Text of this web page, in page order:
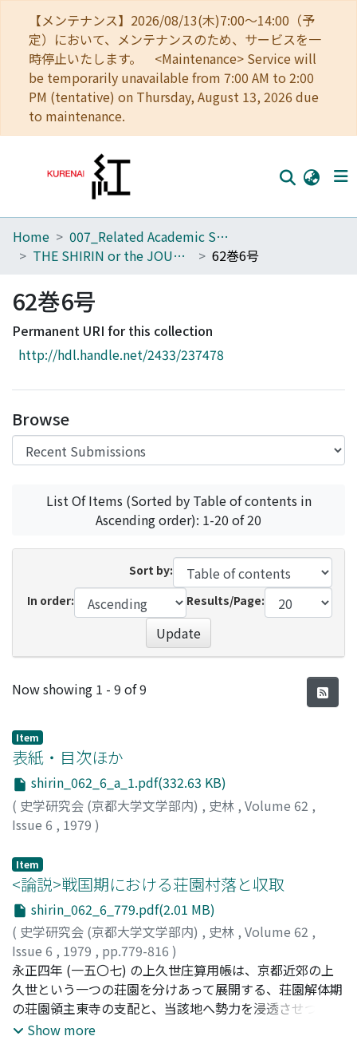
【メンテナンス】2026/08/13(木)7:00～14:00（予
定）において、メンテナンスのため、サービスを一
時停止いたします。 <Maintenance> Service will
be temporarily unavailable from 7:00 AM to 2:00
PM (tentative) on Thursday, August 13, 2026 due
to maintenance.
Home
Browse
Download Ranking
Access Statistics
Home
007_Related Academic Societies
THE SHIRIN or the JOURNAL OF HISTORY
62巻6号
62巻6号
Permanent URI for this collection
http://hdl.handle.net/2433/237478
Browse
List Of Items (Sorted by Table of contents in
Ascending order): 1-20 of 20
Sort by:
In order:
Results/Page:
Update
Recent Submissions
Now showing 1 - 9 of 9
Item
表紙・目次ほか
shirin_062_6_a_1.pdf(332.63 KB)
( 史学研究会 (京都大学文学部内) , 史林 , Volume 62 ,
Issue 6 , 1979 )
Item
<論説>戦国期における荘園村落と収取
shirin_062_6_779.pdf(2.01 MB)
( 史学研究会 (京都大学文学部内) , 史林 , Volume 62 ,
Issue 6 , 1979 , pp.779-816 )
田中, 倫子;Tanaka, Michiko;タナカ, ミチコ
永正四年 (一五〇七) の上久世庄算用帳は、京都近郊の上
久世という一つの荘園を分けあって展開する、荘園解体期
の荘園領主東寺の支配と、当該地へ勢力を浸透させつつあ
る武家給人の支配とを具体的に示すという点で希有の史料
Show more